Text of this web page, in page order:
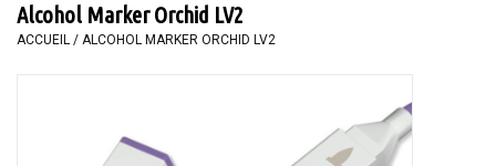
PEINTURE
WORKSHOPS
Alcohol Marker Orchid LV2
ACCUEIL / ALCOHOL MARKER ORCHID LV2